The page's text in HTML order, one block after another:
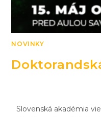
NOVINKY
Slovenská akadémia